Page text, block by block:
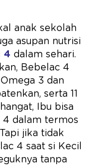
anak sekolah
asupan nutrisi
4 dalam sehari.
Bebelac 4
3 dan
serta 11
Ibu bisa
4 dalam termos
jika tidak
4 saat si Kecil
tanpa